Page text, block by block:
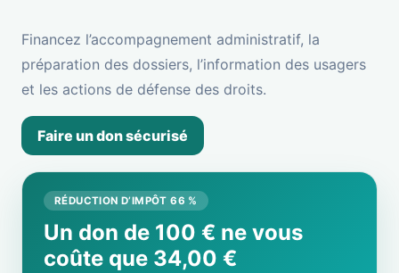
Financez l’accompagnement administratif, la
préparation des dossiers, l’information des usagers
et les actions de défense des droits.
Faire un don sécurisé
RÉDUCTION D’IMPÔT 66 %
Un don de 100 € ne vous
coûte que 34,00 €